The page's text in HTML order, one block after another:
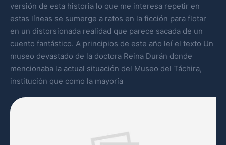
versión de esta historia lo que me interesa repetir en
estas líneas se sumerge a ratos en la ficción para flotar
en un distorsionada realidad que parece sacada de un
cuento fantástico. A principios de este año leí el texto Un
museo devastado de la doctora Reina Durán donde
mencionaba la actual situación del Museo del Táchira,
institución que como la mayoría